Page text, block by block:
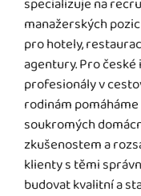
manažerských
pro hotely,
agentury. Pro
profesionály v
rodinám
soukromých
zkušenostem a
klienty s těmi
budovat kvalitní a